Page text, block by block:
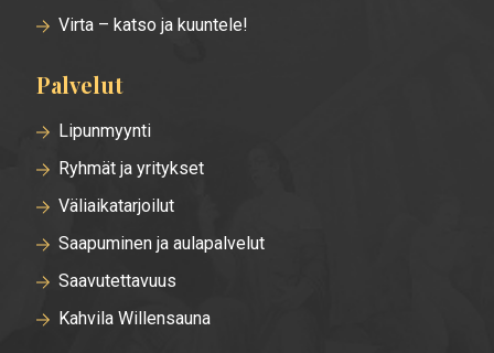
Virta – katso ja kuuntele!
Palvelut
Lipunmyynti
Ryhmät ja yritykset
Väliaikatarjoilut
Saapuminen ja aulapalvelut
Saavutettavuus
Kahvila Willensauna